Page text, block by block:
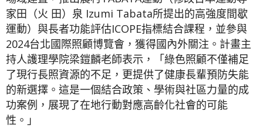
家田（火 田）泉 Izumi Tabata所提出的高強度間歇
運動）與長者功能評估ICOPE指標結合課程，並參與
2024台北國際照顧博覽會，獲得國內外關注。計畫主
持人護理學院梁鎧麟老師表示，「綠色照顧不僅補足
了現行長照資源的不足，更提供了健康長輩預防失能
的新選擇。這是一個結合政策、學術與社區力量的成
功案例，展現了在地行動對應高齡化社會的可能
性。」